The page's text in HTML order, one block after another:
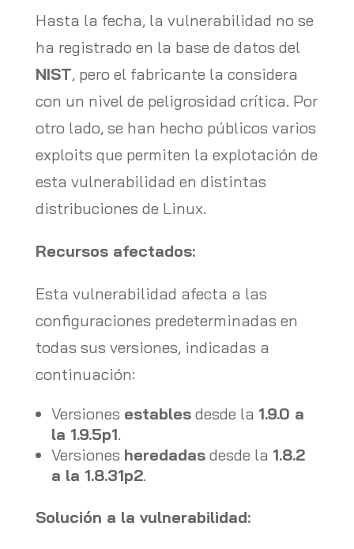
Hasta la fecha, la vulnerabilidad no se
ha registrado en la base de datos del
NIST, pero el fabricante la considera
con un nivel de peligrosidad crítica. Por
otro lado, se han hecho públicos varios
exploits que permiten la explotación de
esta vulnerabilidad en distintas
distribuciones de Linux.
Recursos afectados:
Esta vulnerabilidad afecta a las
configuraciones predeterminadas en
todas sus versiones, indicadas a
continuación:
Versiones establesdesde la 1.9.0 a
la 1.9.5p1.
Versiones heredadasdesde la 1.8.2
a la 1.8.31p2.
Solución a la vulnerabilidad: